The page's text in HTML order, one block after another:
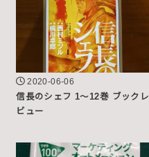
2020-06-06
信長のシェフ 1～12巻 ブックレ
ビュー